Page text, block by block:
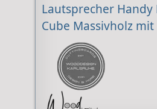
Lautsprecher
Cube Massivholz